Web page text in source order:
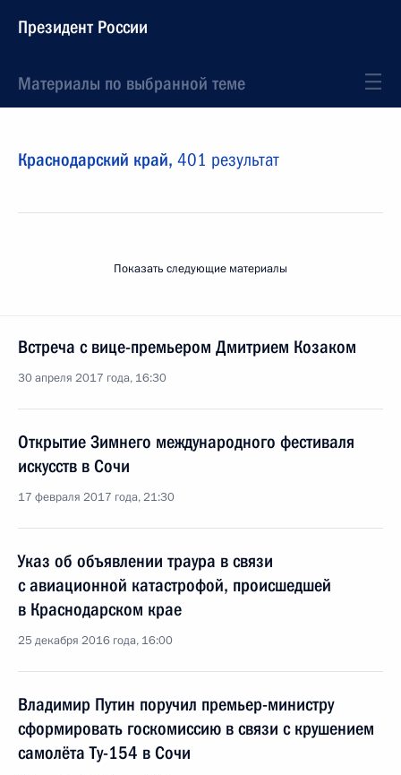
Президент России
Материалы по выбранной теме
Краснодарский край, 401 результат
Показать следующие материалы
Встреча с вице-премьером Дмитрием Козаком
30 апреля 2017 года, 16:30
Открытие Зимнего международного фестиваля
искусств в Сочи
17 февраля 2017 года, 21:30
Указ об объявлении траура в связи
с авиационной катастрофой, происшедшей
в Краснодарском крае
25 декабря 2016 года, 16:00
Владимир Путин поручил премьер-министру
сформировать госкомиссию в связи с крушением
самолёта Ту-154 в Сочи